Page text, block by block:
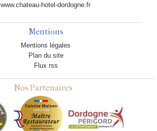
www.chateau-hotel-dordogne.fr
Mentions
Mentions légales
Plan du site
Flux rss
Nos Partenaires